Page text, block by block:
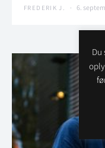
FREDERIK J. 6.
Du